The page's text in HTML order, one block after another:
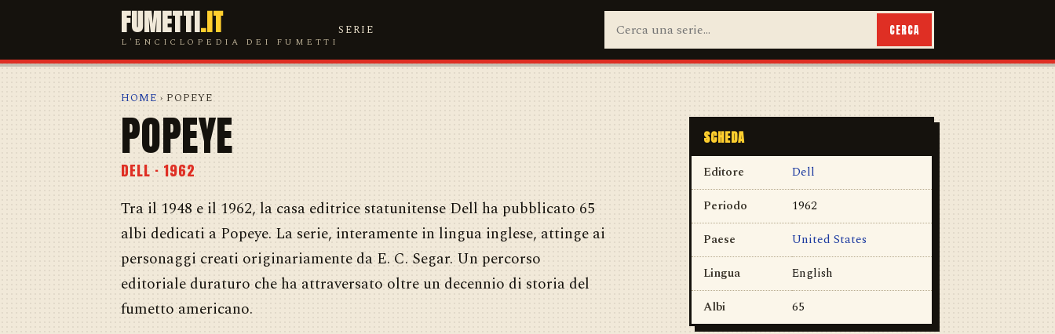
FUMETTI.IT
L'ENCICLOPEDIA DEI FUMETTI
SERIE CERCA
HOME › POPEYE
POPEYE
DELL · 1962
Tra il 1948 e il 1962, la casa editrice statunitense Dell ha pubblicato 65
albi dedicati a Popeye. La serie, interamente in lingua inglese, attinge ai
personaggi creati originariamente da E. C. Segar. Un percorso
editoriale duraturo che ha attraversato oltre un decennio di storia del
fumetto americano.
SCHEDA
Editore
Dell
Periodo
1962
Paese
United States
Lingua
English
Albi
65